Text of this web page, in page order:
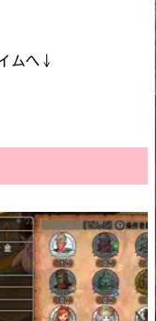
ムへ↓